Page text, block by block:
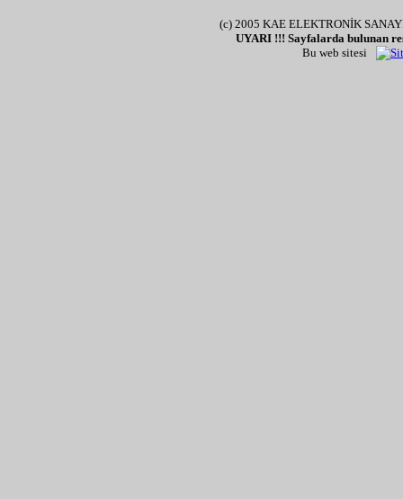
(c) 2005 KAE ELEKTRONİK SANAYİ VE
UYARI !!! Sayfalarda bulunan
Bu web sitesi